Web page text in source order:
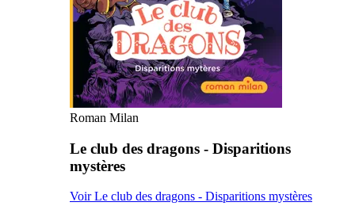
Roman Milan
Le club des dragons - Disparitions
mystères
Voir Le club des dragons - Disparitions mystères